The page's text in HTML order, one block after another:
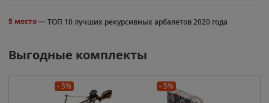
5 место—ТОП 10 лучших рекурсивных арбалетов 2020 года
Выгодные комплекты
- 5% - 5%